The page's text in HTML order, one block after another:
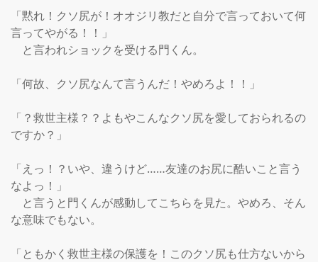
「黙れ！クソ尻が！オオジリ教だと自分で言っておいて何
言ってやがる！！」
と言われショックを受ける門くん。
「何故、クソ尻なんて言うんだ！やめろよ！！」
「？救世主様？？よもやこんなクソ尻を愛しておられるの
ですか？」
「えっ！？いや、違うけど……友達のお尻に酷いこと言う
なよっ！」
と言うと門くんが感動してこちらを見た。やめろ、そん
な意味でもない。
「ともかく救世主様の保護を！このクソ尻も仕方ないから